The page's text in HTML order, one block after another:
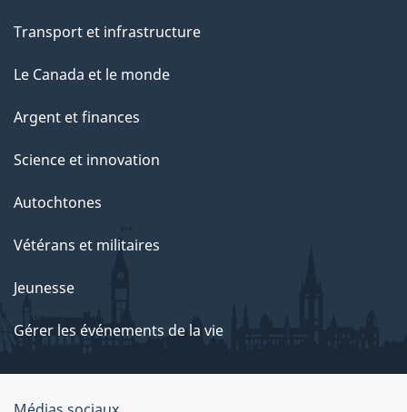
Transport et infrastructure
Le Canada et le monde
Argent et finances
Science et innovation
Autochtones
Vétérans et militaires
Jeunesse
Gérer les événements de la vie